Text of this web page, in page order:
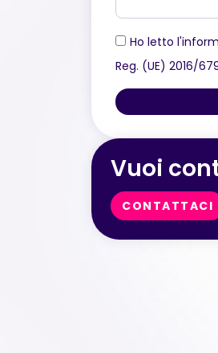
Ho letto
Reg. (UE) 2016/
Vuoi
CONTATTACI